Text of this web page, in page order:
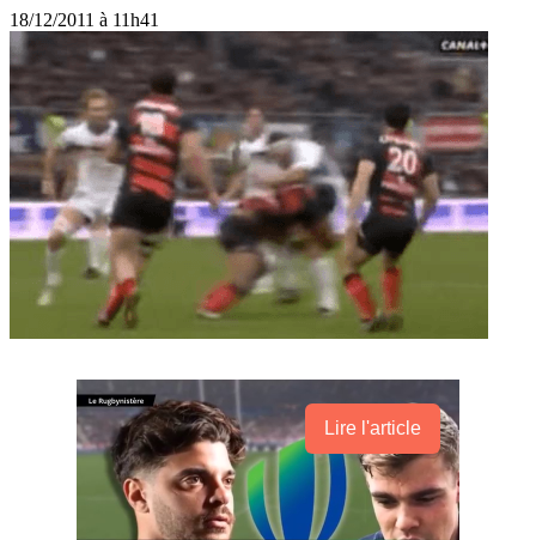
18/12/2011 à 11h41
Lire l'article